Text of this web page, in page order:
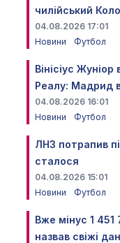
чилійський
04.08.2026 17:01
Новини
Футбол
Вінісіус
Реалу: Мадрид
04.08.2026 16:01
Новини
Футбол
ЛНЗ потрапив
сталося
04.08.2026 15:01
Новини
Футбол
Вже мінус 1
назвав свіжі